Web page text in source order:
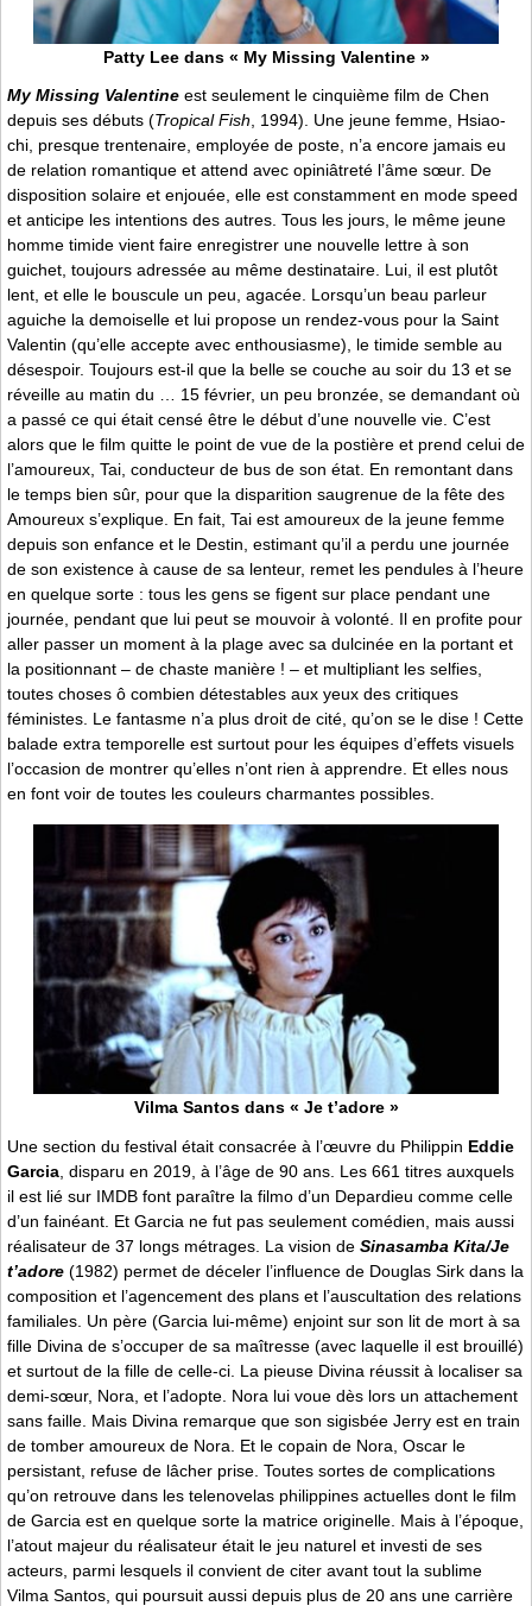
Patty Lee dans « My Missing Valentine »
My Missing Valentine est seulement le cinquième film de Chen
depuis ses débuts (Tropical Fish, 1994). Une jeune femme, Hsiao-
chi, presque trentenaire, employée de poste, n’a encore jamais eu
de relation romantique et attend avec opiniâtreté l’âme sœur. De
disposition solaire et enjouée, elle est constamment en mode speed
et anticipe les intentions des autres. Tous les jours, le même jeune
homme timide vient faire enregistrer une nouvelle lettre à son
guichet, toujours adressée au même destinataire. Lui, il est plutôt
lent, et elle le bouscule un peu, agacée. Lorsqu’un beau parleur
aguiche la demoiselle et lui propose un rendez-vous pour la Saint
Valentin (qu’elle accepte avec enthousiasme), le timide semble au
désespoir. Toujours est-il que la belle se couche au soir du 13 et se
réveille au matin du … 15 février, un peu bronzée, se demandant où
a passé ce qui était censé être le début d’une nouvelle vie. C’est
alors que le film quitte le point de vue de la postière et prend celui de
l’amoureux, Tai, conducteur de bus de son état. En remontant dans
le temps bien sûr, pour que la disparition saugrenue de la fête des
Amoureux s’explique. En fait, Tai est amoureux de la jeune femme
depuis son enfance et le Destin, estimant qu’il a perdu une journée
de son existence à cause de sa lenteur, remet les pendules à l’heure
en quelque sorte : tous les gens se figent sur place pendant une
journée, pendant que lui peut se mouvoir à volonté. Il en profite pour
aller passer un moment à la plage avec sa dulcinée en la portant et
la positionnant – de chaste manière ! – et multipliant les selfies,
toutes choses ô combien détestables aux yeux des critiques
féministes. Le fantasme n’a plus droit de cité, qu’on se le dise ! Cette
balade extra temporelle est surtout pour les équipes d’effets visuels
l’occasion de montrer qu’elles n’ont rien à apprendre. Et elles nous
en font voir de toutes les couleurs charmantes possibles.
Vilma Santos dans « Je t’adore »
Une section du festival était consacrée à l’œuvre du Philippin Eddie
Garcia , disparu en 2019, à l’âge de 90 ans. Les 661 titres auxquels
il est lié sur IMDB font paraître la filmo d’un Depardieu comme celle
d’un fainéant. Et Garcia ne fut pas seulement comédien, mais aussi
réalisateur de 37 longs métrages. La vision de Sinasamba Kita/Je
t’adore (1982) permet de déceler l’influence de Douglas Sirk dans la
composition et l’agencement des plans et l’auscultation des relations
familiales. Un père (Garcia lui-même) enjoint sur son lit de mort à sa
fille Divina de s’occuper de sa maîtresse (avec laquelle il est brouillé)
et surtout de la fille de celle-ci. La pieuse Divina réussit à localiser sa
demi-sœur, Nora, et l’adopte. Nora lui voue dès lors un attachement
sans faille. Mais Divina remarque que son sigisbée Jerry est en train
de tomber amoureux de Nora. Et le copain de Nora, Oscar le
persistant, refuse de lâcher prise. Toutes sortes de complications
qu’on retrouve dans les telenovelas philippines actuelles dont le film
de Garcia est en quelque sorte la matrice originelle. Mais à l’époque,
l’atout majeur du réalisateur était le jeu naturel et investi de ses
acteurs, parmi lesquels il convient de citer avant tout la sublime
Vilma Santos, qui poursuit aussi depuis plus de 20 ans une carrière